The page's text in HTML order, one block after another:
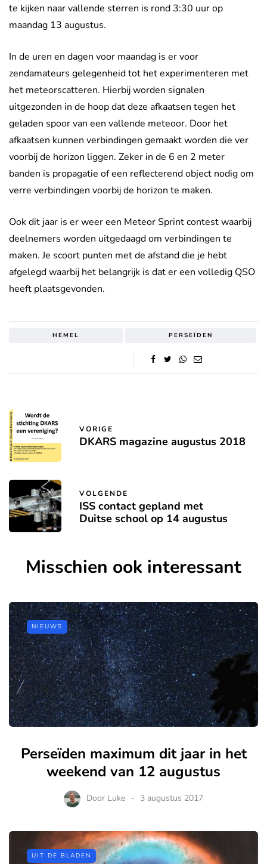
te kijken naar vallende sterren is rond 3:30 uur op
maandag 13 augustus.
In de uren en dagen voor maandag is er voor
zendamateurs gelegenheid tot het experimenteren met
het meteorscatteren. Hierbij worden signalen
uitgezonden in de hoop dat deze afkaatsen tegen het
geladen spoor van een vallende meteoor. Door het
afkaatsen kunnen verbindingen gemaakt worden die ver
voorbij de horizon liggen. Zeker in de 6 en 2 meter
banden is propagatie of een reflecterend object nodig om
verre verbindingen voorbij de horizon te maken.
Ook dit jaar is er weer een Meteor Sprint contest waarbij
deelnemers worden uitgedaagd om verbindingen te
maken. Je scoort punten met de afstand die je hebt
afgelegd waarbij het belangrijk is dat er een volledig QSO
heeft plaatsgevonden.
HEMEL PERSEÏDEN
VORIGE
DKARS magazine augustus 2018
VOLGENDE
ISS contact gepland met
Duitse school op 14 augustus
Misschien ook interessant
NIEUWS
Perseïden maximum dit jaar in het
weekend van 12 augustus
Door Luke 3 augustus 2017
UIT DE BLADEN